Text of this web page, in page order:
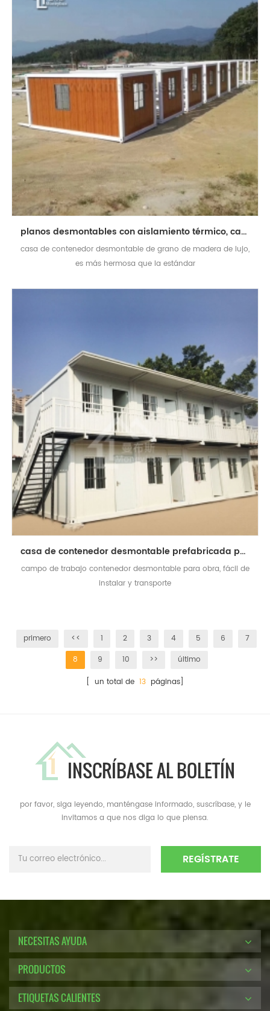
planos desmontables con aislamiento térmico, casa de contenedores prefabricada
casa de contenedor desmontable de grano de madera de lujo,
es más hermosa que la estándar
casa de contenedor desmontable prefabricada personalizada para el campo de trabajo
campo de trabajo contenedor desmontable para obra, fácil de
instalar y transporte
primero << 1 2 3 4 5 6
7
8
9 10 >>
último
[ un total de 13 páginas]
INSCRÍBASE AL BOLETÍN
por favor, siga leyendo, manténgase informado, suscríbase, y le
invitamos a que nos diga lo que piensa.
NECESITAS AYUDA
PRODUCTOS
ETIQUETAS CALIENTES